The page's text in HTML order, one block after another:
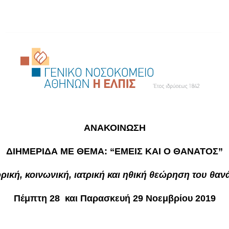
ΑΝΑΚΟΙΝΩΣΗ
ΔΙΗΜΕΡΙΔΑ ΜΕ ΘΕΜΑ: “ΕΜΕΙΣ ΚΑΙ Ο ΘΑΝΑΤΟΣ”
κοινωνική, ιατρική και ηθική θεώρηση του
Πέμπτη 28 και Παρασκευή 29 Νοεμβρίου 2019